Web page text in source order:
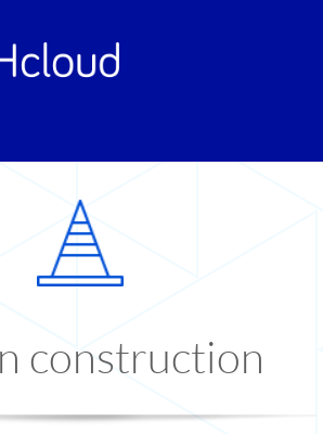
construction